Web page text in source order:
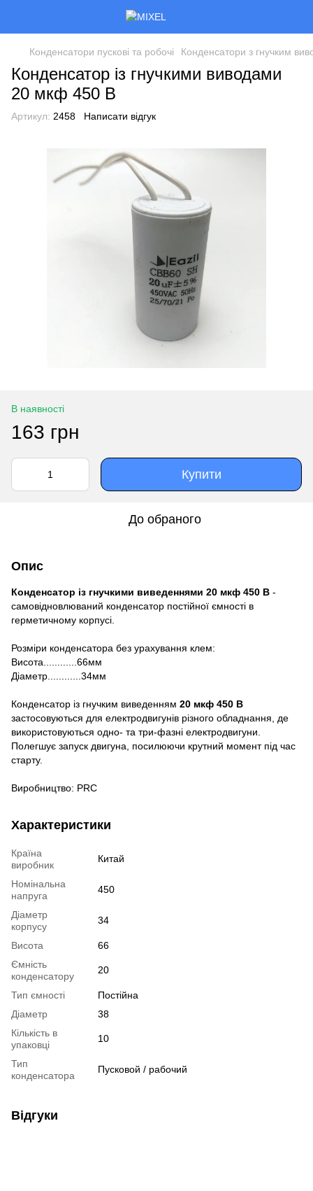
Конденсатори пускові та робочі Конденсатори з гнучким
Конденсатор із гнучкими виводами
20 мкф 450 В
Артикул: 2458 Написати відгук
В наявності
163 грн
Купити
До обраного
Опис
Конденсатор із гнучкими виведеннями 20 мкф 450 В -
самовідновлюваний конденсатор постійної ємності в
герметичному корпусі.
Розміри конденсатора без урахування клем:
Висота............66мм
Діаметр............34мм
Конденсатор із гнучким виведенням 20 мкф 450 В
застосовуються для електродвигунів різного обладнання, де
використовуються одно- та три-фазні електродвигуни.
Полегшує запуск двигуна, посилюючи крутний момент під час
старту.
Виробництво: PRC
Характеристики
Країна
виробник
Китай
Номінальна
напруга
450
Діаметр
корпусу
34
Висота
66
Ємність
конденсатору
20
Тип ємності
Постійна
Діаметр
38
Кількість в
упаковці
10
Тип
конденсатора
Пусковой / рабочий
Відгуки